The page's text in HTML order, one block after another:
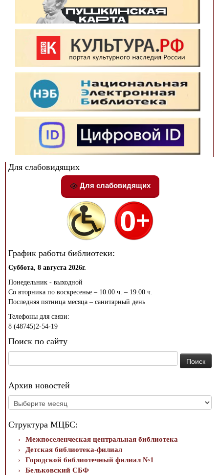
Для слабовидящих
Для слабовидящих
График работы библиотеки:
Суббота, 8 августа 2026г.
Понедельник - выходной
Со вторника по воскресенье – 10.00 ч. – 19.00 ч.
Последняя пятница месяца – санитарный день
Телефоны для связи:
8 (48745)2-54-19
Поиск по сайту
Архив новостей
Архив
новостей
Структура МЦБС:
Межпоселенческая центральная библиотека
Детская библиотека-филиал
Городской библиотечный филиал №1
Бельковский СБФ